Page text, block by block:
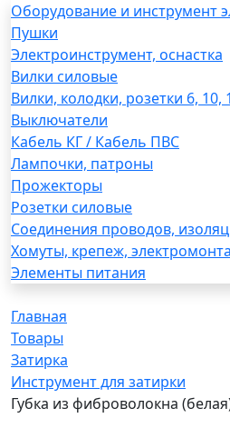
Оборудование и инструмент
Пушки
Электроинструмент, оснастка
Вилки силовые
Вилки, колодки, розетки 6, 10,
Выключатели
Кабель КГ / Кабель ПВС
Лампочки, патроны
Прожекторы
Розетки силовые
Соединения проводов,
Хомуты, крепеж,
Элементы питания
Главная
Товары
Затирка
Инструмент для затирки
Губка из фиброволокна